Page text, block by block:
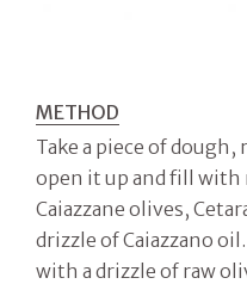
METHOD
Take a piece of
open it up and fill with
Caiazzane olives,
drizzle of Caiazzano
with a drizzle of raw